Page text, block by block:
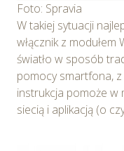
Foto: Spravia
W takiej sytuacji
włącznik z modułem
światło w sposób
pomocy smartfona,
instrukcja pomoże w
siecią i aplikacją (o